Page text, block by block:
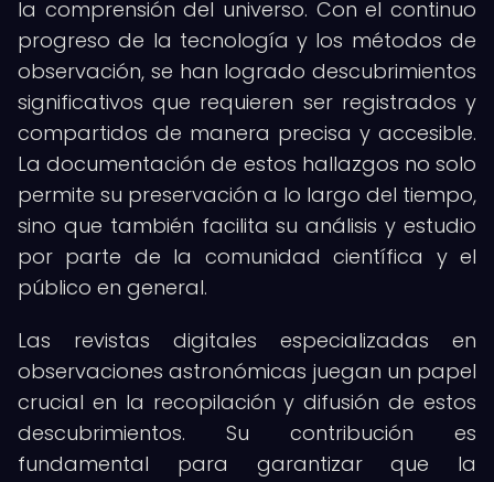
la comprensión del universo. Con el continuo
progreso de la tecnología y los métodos de
observación, se han logrado descubrimientos
significativos que requieren ser registrados y
compartidos de manera precisa y accesible.
La documentación de estos hallazgos no solo
permite su preservación a lo largo del tiempo,
sino que también facilita su análisis y estudio
por parte de la comunidad científica y el
público en general.
Las revistas digitales especializadas en
observaciones astronómicas juegan un papel
crucial en la recopilación y difusión de estos
descubrimientos. Su contribución es
fundamental para garantizar que la